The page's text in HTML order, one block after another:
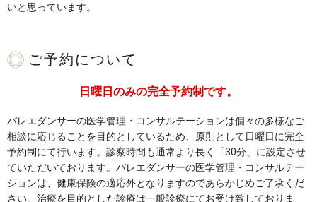
いと思っています。
ご予約について
日曜日のみの完全予約制です。
バレエダンサーの医学管理・コンサルテーションは個々の多様なご
相談に応じることを目的としているため、原則として日曜日に完全
予約制にて行います。診察時間も通常より長く「30分」に設定させ
ていただいております。バレエダンサーの医学管理・コンサルテー
ションは、健康保険の適応外となりますのであらかじめご了承くだ
さい。治療を目的とした診療は一般診療にてお受け致しておりま